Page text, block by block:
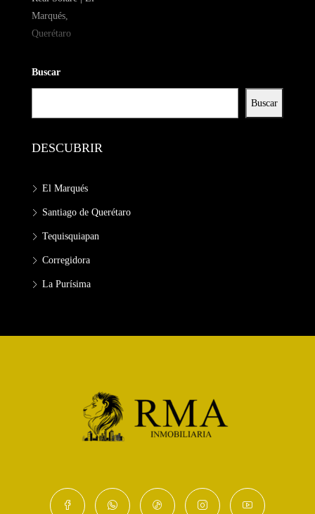
Buscar
Buscar
DESCUBRIR
El Marqués
Santiago de Querétaro
Tequisquiapan
Corregidora
La Purísima